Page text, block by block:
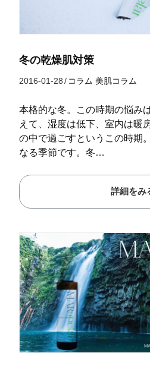
冬の乾燥肌対策
2016-01-28/ コラム 美肌コラム
本格的な冬。この時期の悩み
えて、湿度は低下、室内は暖
の中で過ごすというこの時期
なる季節です。冬…
詳細をみ